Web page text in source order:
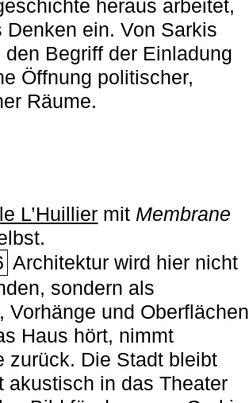
heraus arbeitet,
ein. Von Sarkis
Begriff der Einladung
Öffnung politischer,
Räume.
L’Huillier mit ­ Membrane
Architektur wird hier nicht
sondern als
Vorhänge und Oberflächen
Haus hört, nimmt
zurück. Die Stadt bleibt
akustisch in das Theater